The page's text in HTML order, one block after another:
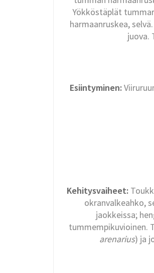
Yökköstäplät
harmaanruskea,
juova.
Esiintyminen:
Kehitysvaiheet:
okranvalkeahko,
jaokkeissa;
tummempikuvioinen.
arenarius) ja